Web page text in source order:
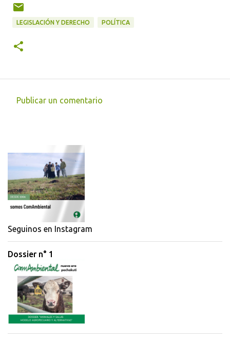
LEGISLACIÓN Y DERECHO POLÍTICA
e
t
a
i
o
s
Publicar un comentario
Seguinos en Instagram
Dossier n° 1